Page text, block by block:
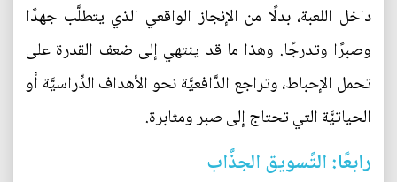
داخل اللعبة، بدلًا من الإنجاز الواقعي الذي يتطلَّب جهدًا
وصبرًا وتدرجًا. وهذا ما قد ينتهي إلى ضعف القدرة على
تحمل الإحباط، وتراجع الدَّافعيَّة نحو الأهداف الدِّراسيَّة أو
الحياتيَّة التي تحتاج إلى صبر ومثابرة.
رابعًا: التَّسويق الجذَّاب